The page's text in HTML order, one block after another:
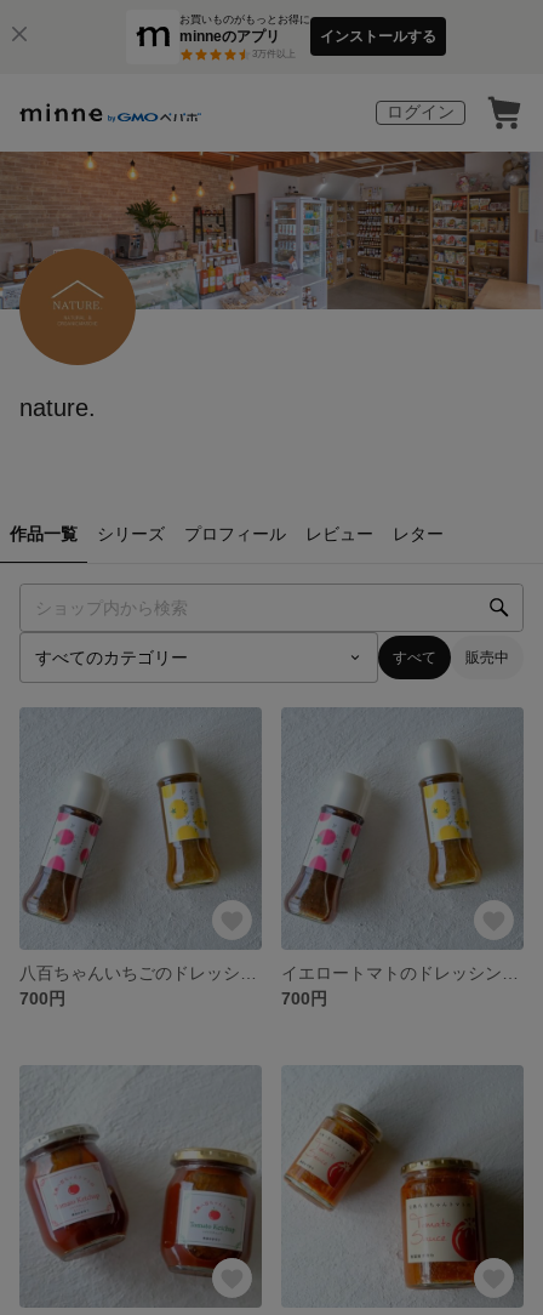
お買いものがもっとお得に
minneのアプリ
3万件以上
インストールする
ログイン
nature.
作品一覧 シリーズ プロフィール レビュー レター
すべて 販売中
700円
700円